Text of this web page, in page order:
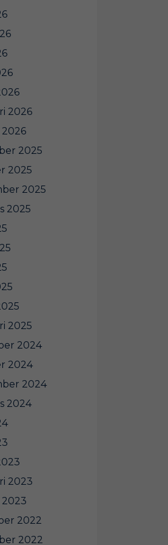
2026
2025
2025
2025
2025
2025
2024
2024
2024
2024
2023
2022
2022